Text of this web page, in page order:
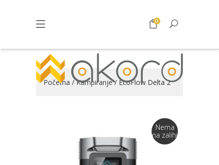
0
Početna /Kampiranje/ EcoFlow Delta 2
Nema
na zalihi